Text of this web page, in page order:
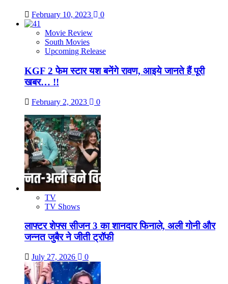
February 10, 2023 0
Movie Review
South Movies
Upcoming Release
KGF 2 फेम स्टार यश बनेंगे रावण, आइये जानते हैं पूरी
खबर… !!
February 2, 2023 0
TV
TV Shows
लाफ्टर शेफ्स सीजन 3 का शानदार फिनाले, अली गोनी और
जन्नत जुबैर ने जीती ट्रॉफी
July 27, 2026 0